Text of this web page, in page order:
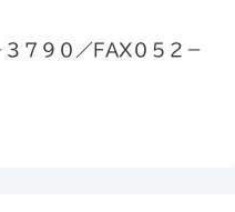
７９０／FAX０５２－